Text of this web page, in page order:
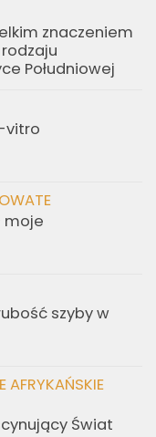
znaczeniem
Południowej
vitro
moje
szyby w
AFRYKAŃSKIE
Świat